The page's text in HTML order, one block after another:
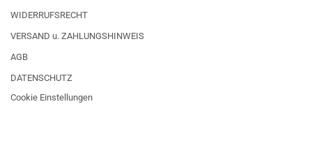
WIDERRUFSRECHT
VERSAND u. ZAHLUNGSHINWEIS
AGB
DATENSCHUTZ
Cookie Einstellungen